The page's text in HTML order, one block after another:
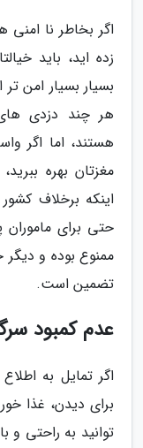
اگر بخاطر نا امنی
زده اید، باید
بسیار بسیار امن
هر چند دزدی
هستند، اما اگر
مغزتان بهره
اینکه برخلاف
حتی برای ماموران
ممنوع بوده و
تضمین است.
عدم کمبود
اگر تمایل به
برای دیدن، غذا
توانید به راحتی و